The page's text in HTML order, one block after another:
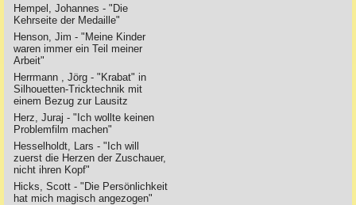
Hempel, Johannes - "Die
Kehrseite der Medaille"
Henson, Jim - "Meine Kinder
waren immer ein Teil meiner
Arbeit"
Herrmann , Jörg - "Krabat" in
Silhouetten-Tricktechnik mit
einem Bezug zur Lausitz
Herz, Juraj - "Ich wollte keinen
Problemfilm machen"
Hesselholdt, Lars - "Ich will
zuerst die Herzen der Zuschauer,
nicht ihren Kopf"
Hicks, Scott - "Die Persönlichkeit
hat mich magisch angezogen"